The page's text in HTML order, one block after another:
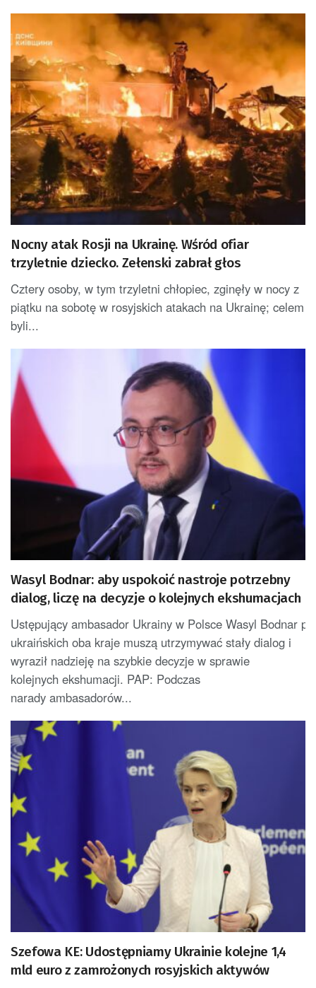
Nocny atak Rosji na Ukrainę. Wśród ofiar
trzyletnie dziecko. Zełenski zabrał głos
Cztery osoby, w tym trzyletni chłopiec, zginęły w nocy z
piątku na sobotę w rosyjskich atakach na Ukrainę; celem
byli...
Wasyl Bodnar: aby uspokoić nastroje potrzebny
dialog, liczę na decyzje o kolejnych ekshumacjach
Ustępujący ambasador Ukrainy w Polsce Wasyl Bodnar
ukraińskich oba kraje muszą utrzymywać stały dialog i
wyraził nadzieję na szybkie decyzje w sprawie
kolejnych ekshumacji. PAP: Podczas
narady ambasadorów...
Szefowa KE: Udostępniamy Ukrainie kolejne 1,4
mld euro z zamrożonych rosyjskich aktywów